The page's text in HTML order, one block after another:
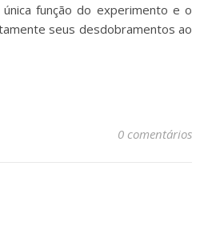
função do experimento e o
seus desdobramentos ao
0 comentários